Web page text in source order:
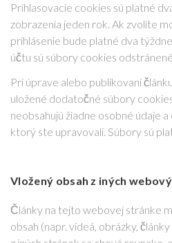
Prihlasovacie cookies sú platné
zobrazenia jeden rok. Ak zvolíte
prihlásenie bude platné dva
účtu sú súbory cookies
Pri úprave alebo publikovaní
uložené dodatočné súbory
neobsahujú žiadne osobné údaje
ktorý ste upravovali. Súbory sú
Vložený obsah z iných
Články na tejto webovej stránke
obsah (napr. videá, obrázky,